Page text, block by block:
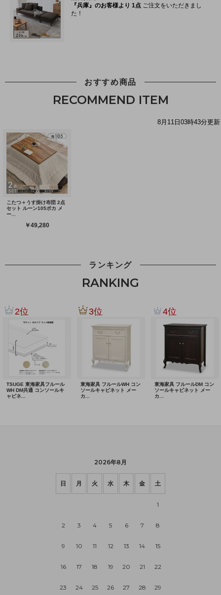
おすすめ商品
RECOMMEND ITEM
ランキング
RANKING
2026年8月
日 月 火 水 木 金 土
1
2 3 4 5 6 7 8
9 10 11 12 13 14 15
16 17 18 19 20 21 22
23 24 25 26 27 28 29